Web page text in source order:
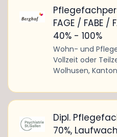
FAGE / FABE
40% - 100%
Wohn- und
Vollzeit oder
Wolhusen,
Dipl.
70%,